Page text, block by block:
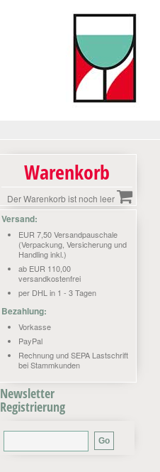
Warenkorb
Der Warenkorb ist noch leer
Versand:
EUR 7,50 Versandpauschale
(Verpackung, Versicherung und
Handling inkl.)
ab EUR 110,00
versandkostenfrei
per DHL in 1 - 3 Tagen
Bezahlung:
Vorkasse
PayPal
Rechnung und SEPA Lastschrift
bei Stammkunden
Newsletter
Registrierung